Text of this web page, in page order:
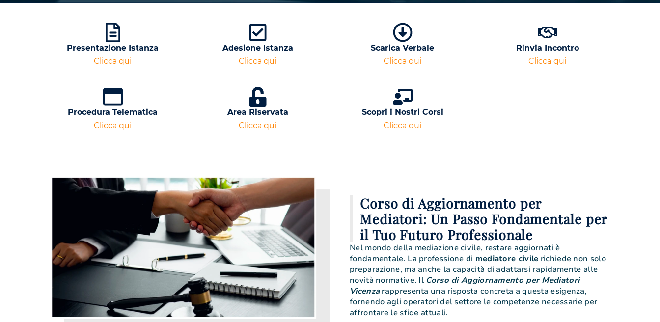
Presentazione Istanza
Clicca qui
Adesione Istanza
Clicca qui
Scarica Verbale
Clicca qui
Rinvia Incontro
Clicca qui
Procedura Telematica
Clicca qui
Area Riservata
Clicca qui
Scopri i Nostri Corsi
Clicca qui
Corso di Aggiornamento per
Mediatori: Un Passo Fondamentale per
il Tuo Futuro Professionale
Nel mondo della mediazione civile, restare aggiornati è
fondamentale. La professione di mediatore civile richiede non solo
preparazione, ma anche la capacità di adattarsi rapidamente alle
novità normative. Il Corso di Aggiornamento per Mediatori
Vicenzarappresenta una risposta concreta a questa esigenza,
fornendo agli operatori del settore le competenze necessarie per
affrontare le sfide attuali.